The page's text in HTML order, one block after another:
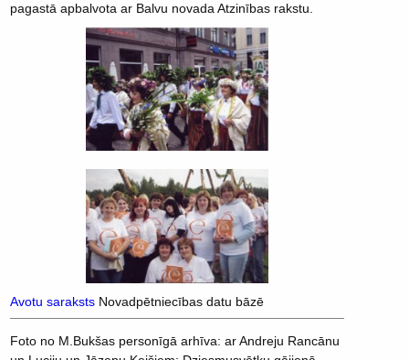
pagastā apbalvota ar Balvu novada Atzinības rakstu.
Avotu saraksts Novadpētniecības datu bāzē
Foto no M.Bukšas personīgā arhīva: ar Andreju Rancānu